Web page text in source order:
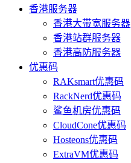
香港服务器
香港大带宽服务器
香港站群服务器
香港高防服务器
优惠码
RAKsmart优惠码
RackNerd优惠码
鲨鱼机房优惠码
CloudCone优惠码
Hosteons优惠码
ExtraVM优惠码